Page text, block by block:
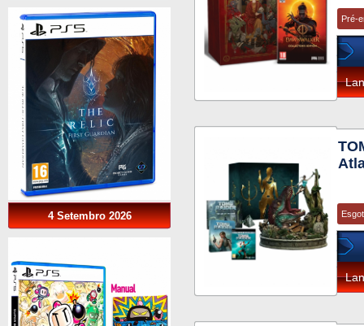
4 Setembro 2026
Pré-